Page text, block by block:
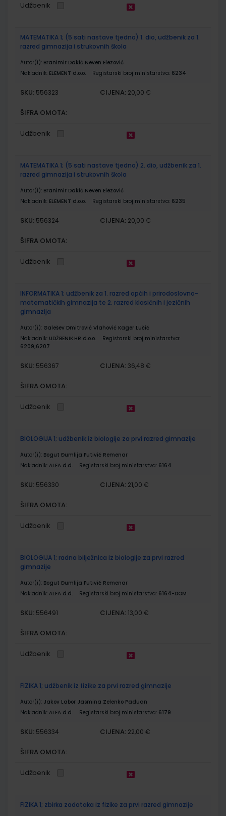
Udžbenik
MATEMATIKA 1; (5 sati nastave tjedno) 1. dio, udžbenik za 1.
razred gimnazija i strukovnih škola
Autor(i): Branimir Dakić Neven Elezović
Nakladnik: ELEMENT d.o.o. Registarski broj ministarstva: 6234
SKU: 556323 CIJENA: 20,00 €
ŠIFRA OMOTA:
Udžbenik
MATEMATIKA 1; (5 sati nastave tjedno) 2. dio, udžbenik za 1.
razred gimnazija i strukovnih škola
Autor(i): Branimir Dakić Neven Elezović
Nakladnik: ELEMENT d.o.o. Registarski broj ministarstva: 6235
SKU: 556324 CIJENA: 20,00 €
ŠIFRA OMOTA:
Udžbenik
INFORMATIKA 1; udžbenik za 1. razred općih i prirodoslovno-
matematičkih gimnazija te 2. razred klasičnih i jezičnih
gimnazija
Autor(i): Galešev Dmitrović Vlahović Kager Lučić
Nakladnik: UDŽBENIK.HR d.o.o.
Registarski broj ministarstva:
6209;6207
SKU: 556367 CIJENA: 36,48 €
ŠIFRA OMOTA:
Udžbenik
BIOLOGIJA 1; udžbenik iz biologije za prvi razred gimnazije
Autor(i): Bogut Đumlija Futivić Remenar
Nakladnik: ALFA d.d. Registarski broj ministarstva: 6164
SKU: 556330 CIJENA: 21,00 €
ŠIFRA OMOTA:
Udžbenik
BIOLOGIJA 1; radna bilježnica iz biologije za prvi razred
gimnazije
Autor(i): Bogut Đumlija Futivić Remenar
Nakladnik: ALFA d.d. Registarski broj ministarstva: 6164-DOM
SKU: 556491 CIJENA: 13,00 €
ŠIFRA OMOTA:
Udžbenik
FIZIKA 1; udžbenik iz fizike za prvi razred gimnazije
Autor(i): Jakov Labor Jasmina Zelenko Paduan
Nakladnik: ALFA d.d. Registarski broj ministarstva: 6179
SKU: 556334 CIJENA: 22,00 €
ŠIFRA OMOTA:
Udžbenik
FIZIKA 1; zbirka zadataka iz fizike za prvi razred gimnazije